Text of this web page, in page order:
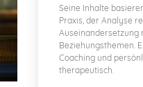
Seine Inhalte
Praxis, der Analyse
Auseinandersetzung
Beziehungsthemen.
Coaching und
therapeutisch.